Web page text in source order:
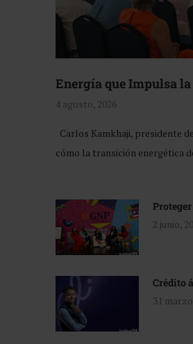
Energía que Impulsa
4 agosto, 2026
Carlos Kamkhaji, presidente
cómo la transición energética
2 junio,
Crédito
31